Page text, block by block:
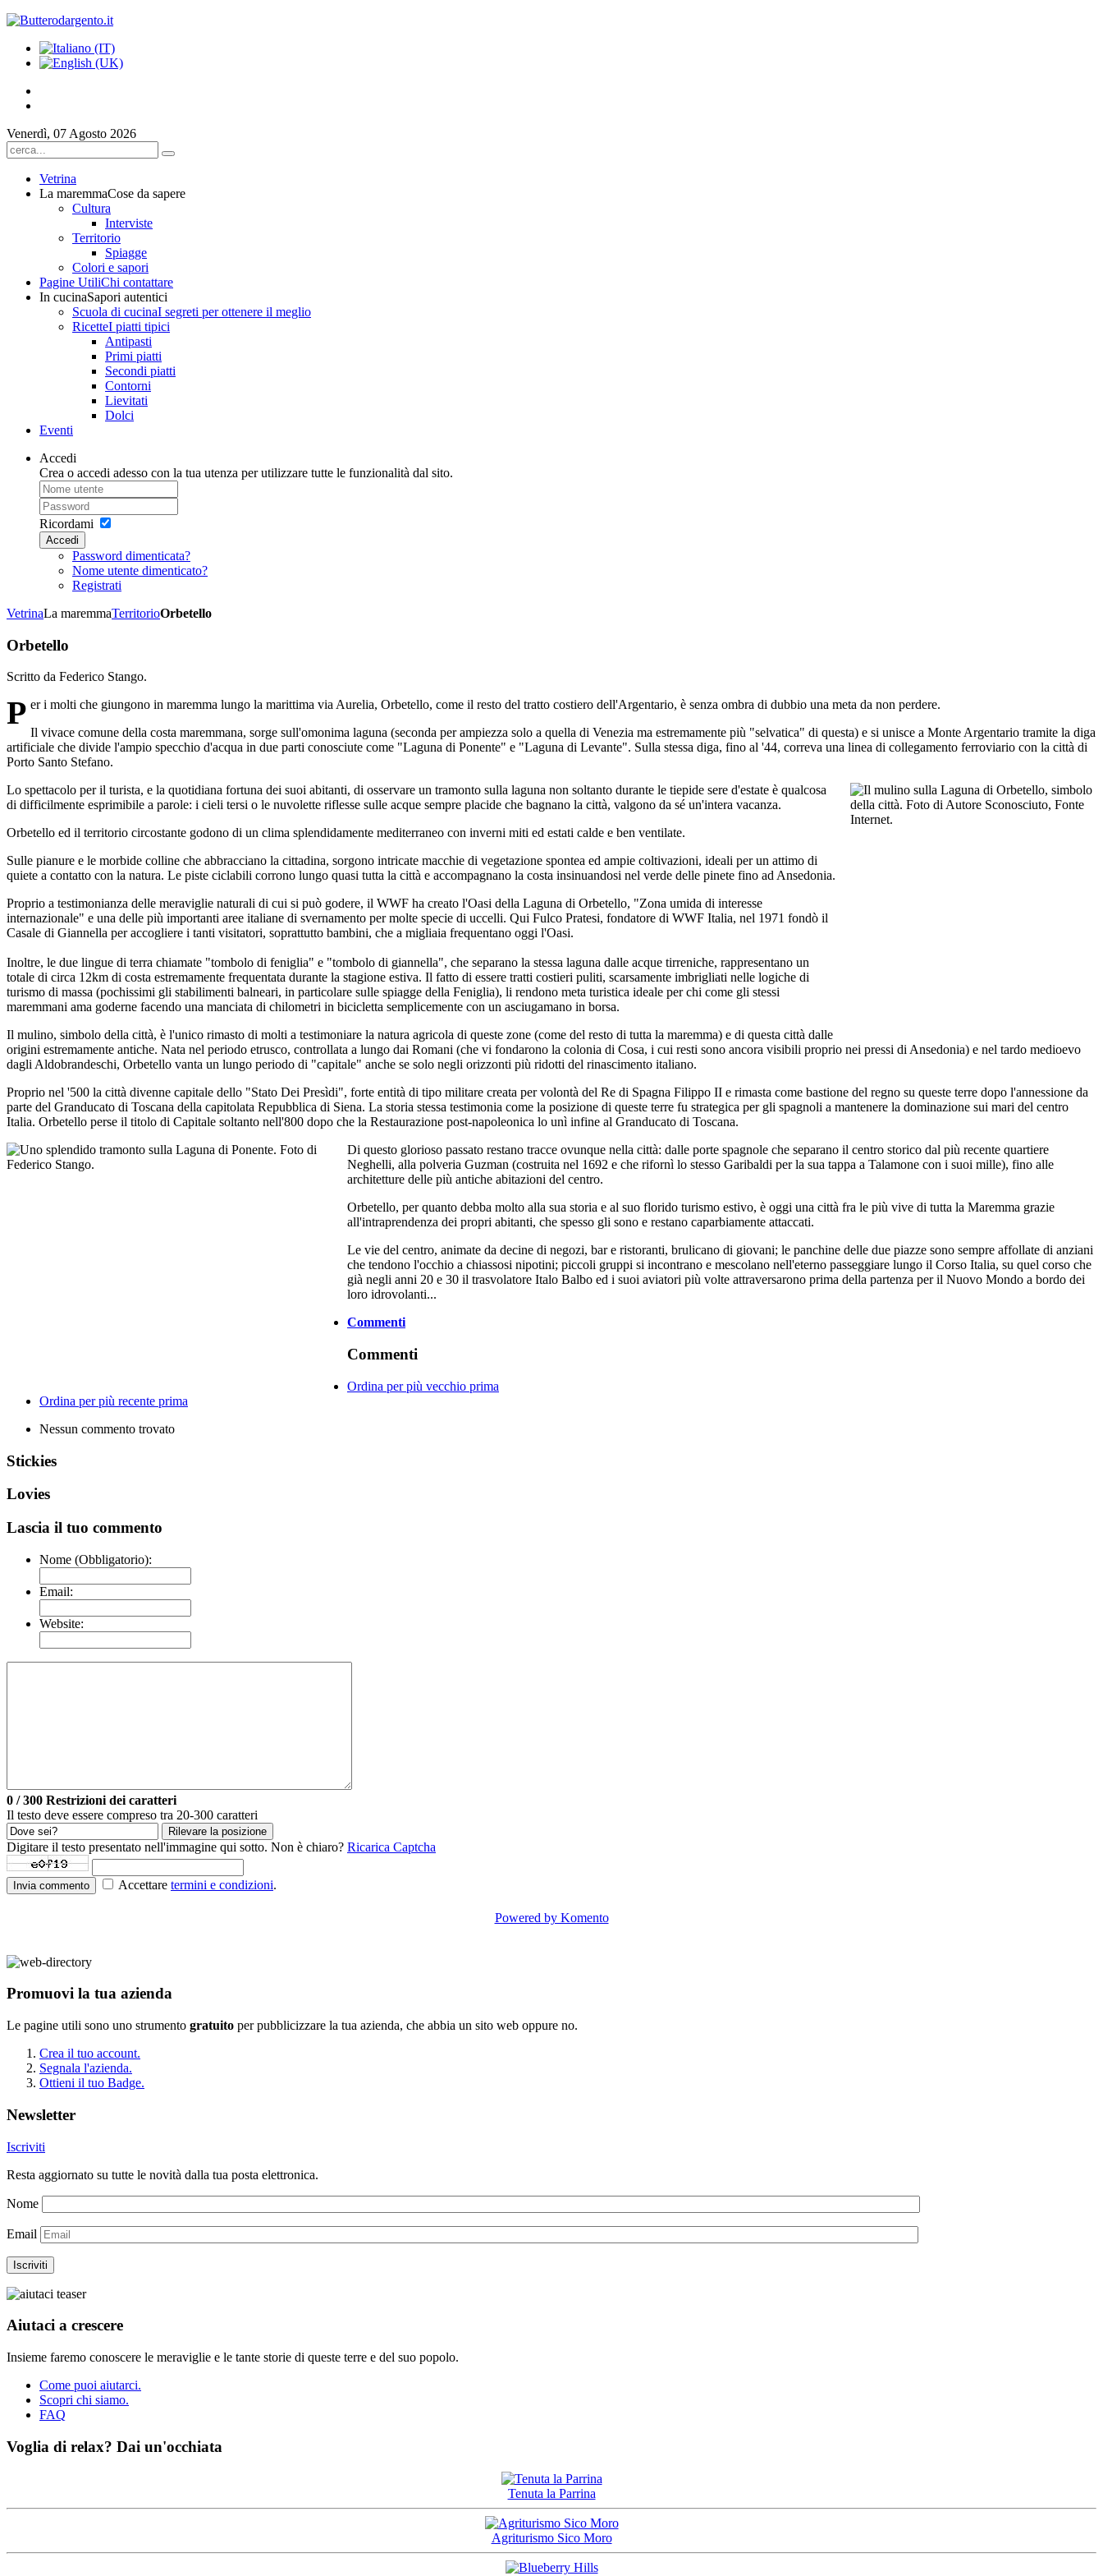
Venerdì, 07 Agosto 2026
Vetrina
La maremmaCose da sapere
Cultura
Interviste
Territorio
Spiagge
Colori e sapori
Pagine UtiliChi contattare
In cucinaSapori autentici
Scuola di cucinaI segreti per ottenere il meglio
RicetteI piatti tipici
Antipasti
Primi piatti
Secondi piatti
Contorni
Lievitati
Dolci
Eventi
Accedi
Crea o accedi adesso con la tua utenza per utilizzare tutte le funzionalità dal sito.
Ricordami
Accedi
Password dimenticata?
Nome utente dimenticato?
Registrati
VetrinaLa maremmaTerritorioOrbetello
Orbetello
Scritto da Federico Stango.
P er i molti che giungono in maremma lungo la marittima via Aurelia, Orbetello, come il resto del tratto costiero dell'Argentario, è senza ombra di dubbio una meta da non perdere.
Il vivace comune della costa maremmana, sorge sull'omonima laguna (seconda per ampiezza solo a quella di Venezia ma estremamente più "selvatica" di questa) e si unisce a Monte Argentario tramite la diga
artificiale che divide l'ampio specchio d'acqua in due parti conosciute come "Laguna di Ponente" e "Laguna di Levante". Sulla stessa diga, fino al '44, correva una linea di collegamento ferroviario con la città di
Porto Santo Stefano.
Lo spettacolo per il turista, e la quotidiana fortuna dei suoi abitanti, di osservare un tramonto sulla laguna non soltanto durante le tiepide sere d'estate è qualcosa
di difficilmente esprimibile a parole: i cieli tersi o le nuvolette riflesse sulle acque sempre placide che bagnano la città, valgono da sé un'intera vacanza.
Orbetello ed il territorio circostante godono di un clima splendidamente mediterraneo con inverni miti ed estati calde e ben ventilate.
Sulle pianure e le morbide colline che abbracciano la cittadina, sorgono intricate macchie di vegetazione spontea ed ampie coltivazioni, ideali per un attimo di
quiete a contatto con la natura. Le piste ciclabili corrono lungo quasi tutta la città e accompagnano la costa insinuandosi nel verde delle pinete fino ad Ansedonia.
Proprio a testimonianza delle meraviglie naturali di cui si può godere, il WWF ha creato l'Oasi della Laguna di Orbetello, "Zona umida di interesse
internazionale" e una delle più importanti aree italiane di svernamento per molte specie di uccelli. Qui Fulco Pratesi, fondatore di WWF Italia, nel 1971 fondò il
Casale di Giannella per accogliere i tanti visitatori, soprattutto bambini, che a migliaia frequentano oggi l'Oasi.
Inoltre, le due lingue di terra chiamate "tombolo di feniglia" e "tombolo di giannella", che separano la stessa laguna dalle acque tirreniche, rappresentano un
totale di circa 12km di costa estremamente frequentata durante la stagione estiva. Il fatto di essere tratti costieri puliti, scarsamente imbrigliati nelle logiche di
turismo di massa (pochissimi gli stabilimenti balneari, in particolare sulle spiagge della Feniglia), li rendono meta turistica ideale per chi come gli stessi
maremmani ama goderne facendo una manciata di chilometri in bicicletta semplicemente con un asciugamano in borsa.
Il mulino, simbolo della città, è l'unico rimasto di molti a testimoniare la natura agricola di queste zone (come del resto di tutta la maremma) e di questa città dalle
origini estremamente antiche. Nata nel periodo etrusco, controllata a lungo dai Romani (che vi fondarono la colonia di Cosa, i cui resti sono ancora visibili proprio nei pressi di Ansedonia) e nel tardo medioevo
dagli Aldobrandeschi, Orbetello vanta un lungo periodo di "capitale" anche se solo negli orizzonti più ridotti del rinascimento italiano.
Proprio nel '500 la città divenne capitale dello "Stato Dei Presìdi", forte entità di tipo militare creata per volontà del Re di Spagna Filippo II e rimasta come bastione del regno su queste terre dopo l'annessione da
parte del Granducato di Toscana della capitolata Repubblica di Siena. La storia stessa testimonia come la posizione di queste terre fu strategica per gli spagnoli a mantenere la dominazione sui mari del centro
Italia. Orbetello perse il titolo di Capitale soltanto nell'800 dopo che la Restaurazione post-napoleonica lo unì infine al Granducato di Toscana.
Di questo glorioso passato restano tracce ovunque nella città: dalle porte spagnole che separano il centro storico dal più recente quartiere
Neghelli, alla polveria Guzman (costruita nel 1692 e che rifornì lo stesso Garibaldi per la sua tappa a Talamone con i suoi mille), fino alle
architetture delle più antiche abitazioni del centro.
Orbetello, per quanto debba molto alla sua storia e al suo florido turismo estivo, è oggi una città fra le più vive di tutta la Maremma grazie
all'intraprendenza dei propri abitanti, che spesso gli sono e restano caparbiamente attaccati.
Le vie del centro, animate da decine di negozi, bar e ristoranti, brulicano di giovani; le panchine delle due piazze sono sempre affollate di anziani
che tendono l'occhio a chiassosi nipotini; piccoli gruppi si incontrano e mescolano nell'eterno passeggiare lungo il Corso Italia, su quel corso che
già negli anni 20 e 30 il trasvolatore Italo Balbo ed i suoi aviatori più volte attraversarono prima della partenza per il Nuovo Mondo a bordo dei
loro idrovolanti...
Commenti
Commenti
Ordina per più vecchio prima
Ordina per più recente prima
Nessun commento trovato
Stickies
Lovies
Lascia il tuo commento
Nome (Obbligatorio):
Email:
Website:
0 / 300 Restrizioni dei caratteri
Il testo deve essere compreso tra 20-300 caratteri
Rilevare la posizione
Digitare il testo presentato nell'immagine qui sotto. Non è chiaro? Ricarica Captcha
Invia commento Accettare termini e condizioni.
Powered by Komento
Promuovi la tua azienda
Le pagine utili sono uno strumento gratuito per pubblicizzare la tua azienda, che abbia un sito web oppure no.
Crea il tuo account.
Segnala l'azienda.
Ottieni il tuo Badge.
Newsletter
Iscriviti
Resta aggiornato su tutte le novità dalla tua posta elettronica.
Nome
Email
Aiutaci a crescere
Insieme faremo conoscere le meraviglie e le tante storie di queste terre e del suo popolo.
Come puoi aiutarci.
Scopri chi siamo.
FAQ
Voglia di relax? Dai un'occhiata
Tenuta la Parrina
Agriturismo Sico Moro